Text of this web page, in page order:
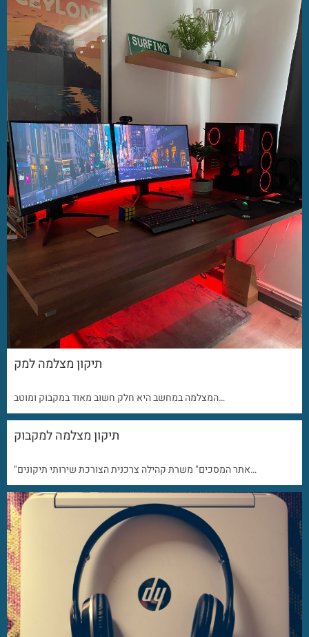
תיקון מצלמה למק
המצלמה במחשב היא חלק חשוב מאוד במקבוק ומוטב…
תיקון מצלמה למקבוק
"אתר המסכים" משרת קהילה צרכנית הצורכת שירותי תיקונים…